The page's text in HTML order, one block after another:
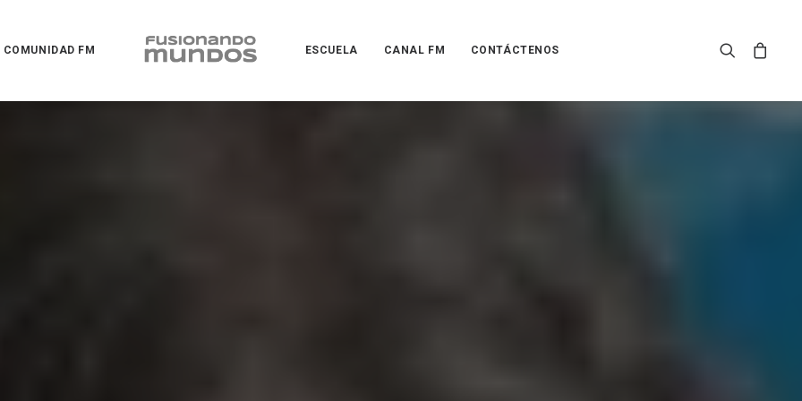
COMUNIDAD FM ESCUELA CANAL FM CONTÁCTENOS